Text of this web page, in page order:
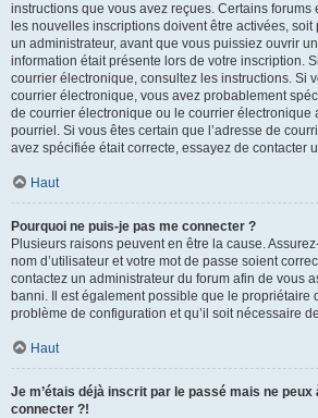
instructions que vous avez reçues. Certains forums
les nouvelles inscriptions doivent être activées,
un administrateur, avant que vous puissiez ouvrir
information était présente lors de votre inscription.
courrier électronique, consultez les instructions. Si
courrier électronique, vous avez probablement
de courrier électronique ou le courrier électronique
pourriel. Si vous êtes certain que l’adresse de
avez spécifiée était correcte, essayez de contacter
Haut
Pourquoi ne puis-je pas me connecter ?
Plusieurs raisons peuvent en être la cause.
nom d’utilisateur et votre mot de passe soient
contactez un administrateur du forum afin de vous
banni. Il est également possible que le propriétaire
problème de configuration et qu’il soit nécessaire
Haut
Je m’étais déjà inscrit par le passé mais ne peux
connecter ?!